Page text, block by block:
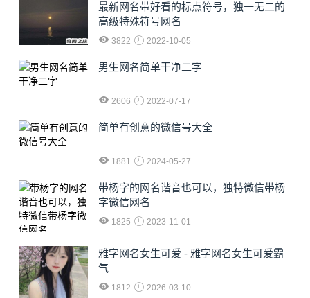
最新网名带好看的标点符号，独一无二的
高级特殊符号网名
3822 2022-10-05
男生网名简单干净二字
2606 2022-07-17
简单有创意的微信号大全
1881 2024-05-27
​带杨字的网名谐音也可以，独特微信带杨
字微信网名
1825 2023-11-01
雅字网名女生可爱 - 雅字网名女生可爱霸
气
1812 2026-03-10